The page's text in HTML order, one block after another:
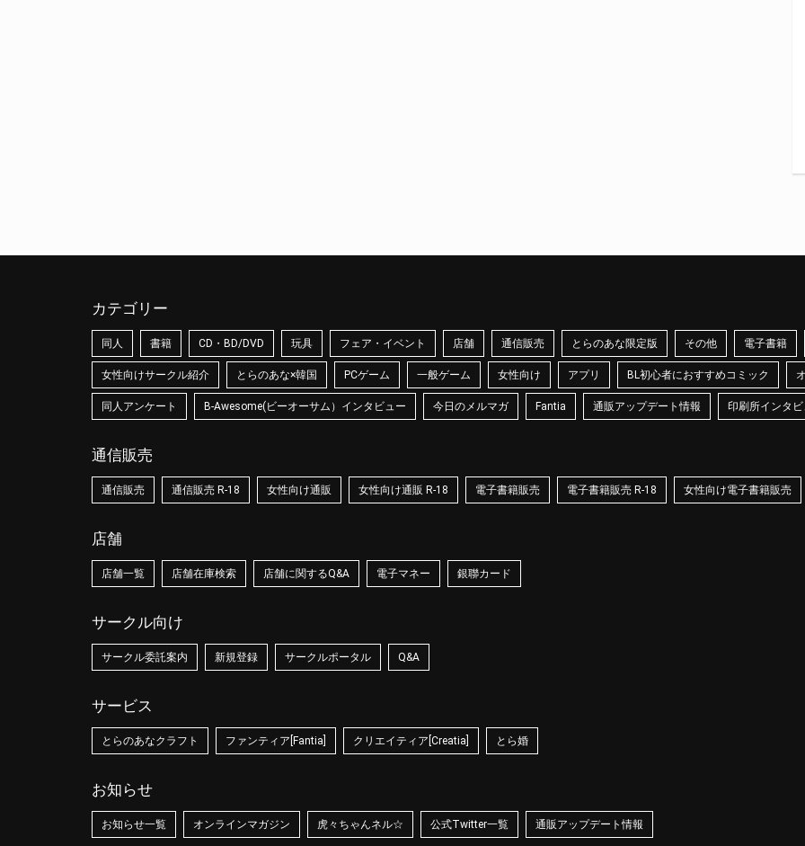
カテゴリー
同人 書籍 CD・BD/DVD 玩具 フェア・イベント 店舗 通信販売 とらのあな限定版 その他 電子書籍
女性向けサークル紹介 とらのあな×韓国 PCゲーム 一般ゲーム 女性向け アプリ BL初心者におすすめコミック
同人アンケート B-Awesome(ビーオーサム）インタビュー 今日のメルマガ Fantia 通販アップデート情報 印刷所インタ
通信販売
通信販売 通信販売 R-18 女性向け通販 女性向け通販 R-18 電子書籍販売 電子書籍販売 R-18 女性向け電子書籍販売
店舗
店舗一覧 店舗在庫検索 店舗に関するQ&A 電子マネー 銀聯カード
サークル向け
サークル委託案内 新規登録 サークルポータル Q&A
サービス
とらのあなクラフト ファンティア[Fantia] クリエイティア[Creatia] とら婚
お知らせ
お知らせ一覧 オンラインマガジン 虎々ちゃんネル☆ 公式Twitter一覧 通販アップデート情報